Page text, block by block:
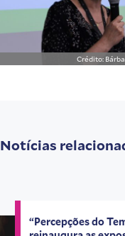
Crédito:
Notícias
“Percepções do